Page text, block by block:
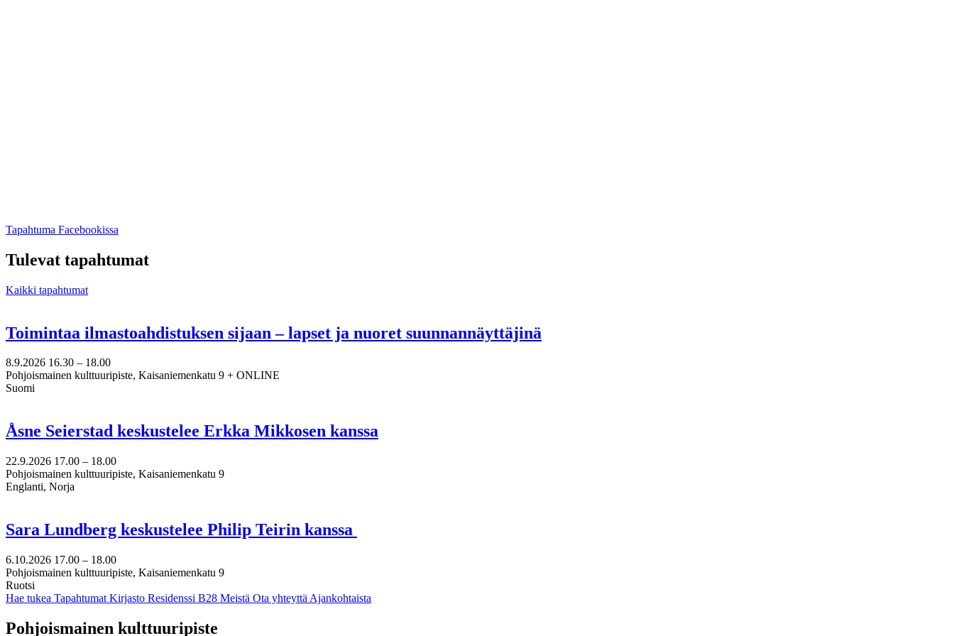
Tapahtuma Facebookissa
välilehteen
Tulevat tapahtumat
Kaikki tapahtumat
Toimintaa ilmastoahdistuksen sijaan – lapset ja nuoret suunnannäyttäjinä
8.9.2026 16.30 – 18.00
Pohjoismainen kulttuuripiste, Kaisaniemenkatu 9 + ONLINE
Suomi
Åsne Seierstad keskustelee Erkka Mikkosen kanssa
22.9.2026 17.00 – 18.00
Pohjoismainen kulttuuripiste, Kaisaniemenkatu 9
Englanti, Norja
Sara Lundberg keskustelee Philip Teirin kanssa
6.10.2026 17.00 – 18.00
Pohjoismainen kulttuuripiste, Kaisaniemenkatu 9
Ruotsi
Hae tukea Tapahtumat Kirjasto Residenssi B28 Meistä Ota yhteyttä Ajankohtaista
Facebook:
Instagram:
TikTok:
Youtube:
Vimeo:
Pohjoismainen kulttuuripiste